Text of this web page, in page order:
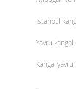
İstanbul
Yavru
Kangal yavru